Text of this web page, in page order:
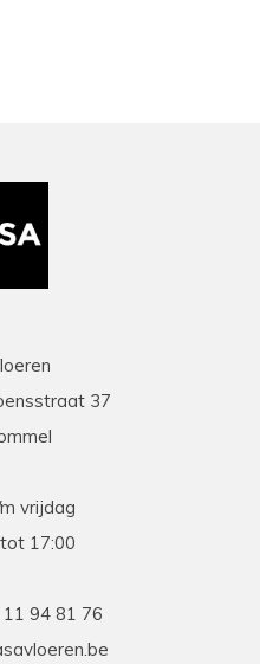
37
vrijdag
17:00
94 81 76